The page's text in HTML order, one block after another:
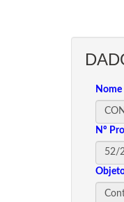
Nome
Nº